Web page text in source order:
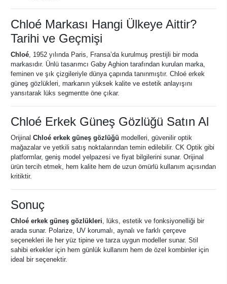
Chloé Markası Hangi Ülkeye Aittir?
Tarihi ve Geçmişi
Chloé, 1952 yılında Paris, Fransa’da kurulmuş prestijli bir moda
markasıdır. Ünlü tasarımcı Gaby Aghion tarafından kurulan marka,
feminen ve şık çizgileriyle dünya çapında tanınmıştır. Chloé erkek
güneş gözlükleri, markanın yüksek kalite ve estetik anlayışını
yansıtarak lüks segmentte öne çıkar.
Chloé Erkek Güneş Gözlüğü Satın Al
Orijinal Chloé erkek güneş gözlüğü modelleri, güvenilir optik
mağazalar ve yetkili satış noktalarından temin edilebilir. CK Optik gibi
platformlar, geniş model yelpazesi ve fiyat bilgilerini sunar. Orijinal
ürün tercih etmek, hem kalite hem de uzun ömürlü kullanım açısından
kritiktir.
Sonuç
Chloé erkek güneş gözlükleri, lüks, estetik ve fonksiyonelliği bir
arada sunar. Polarize, UV korumalı, aynalı ve farklı çerçeve
seçenekleri ile her yüz tipine ve tarza uygun modeller sunar. Stil
sahibi erkekler için hem günlük kullanım hem de özel kombinler için
ideal bir seçenektir.